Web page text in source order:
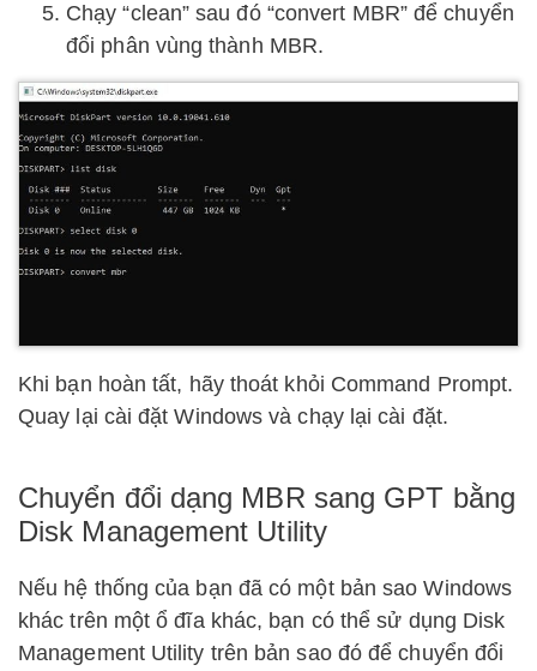
Chạy “clean” sau đó “convert MBR” để chuyển
đổi phân vùng thành MBR.
Khi bạn hoàn tất, hãy thoát khỏi Command Prompt.
Quay lại cài đặt Windows và chạy lại cài đặt.
Chuyển đổi dạng MBR sang GPT bằng
Disk Management Utility
Nếu hệ thống của bạn đã có một bản sao Windows
khác trên một ổ đĩa khác, bạn có thể sử dụng Disk
Management Utility trên bản sao đó để chuyển đổi